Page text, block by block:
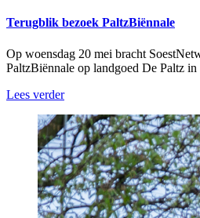
Terugblik bezoek PaltzBiënnale
Op woensdag 20 mei bracht
PaltzBiënnale op landgoed De Paltz
Lees verder